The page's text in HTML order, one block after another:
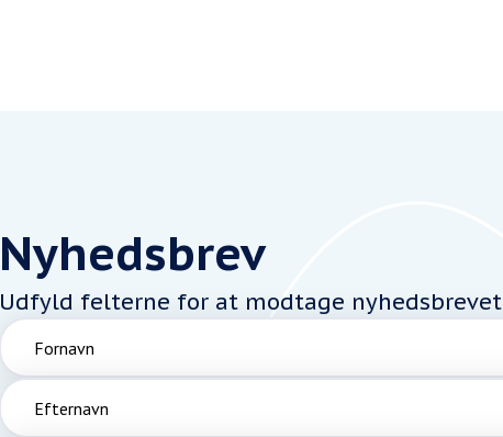
Nyhedsbrev
Udfyld felterne for at modtage nyhedsbrevet
Fornavn
Efternavn
Email